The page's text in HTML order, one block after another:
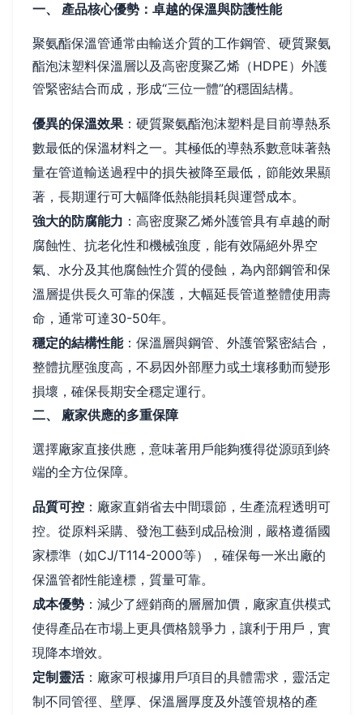
一、 產品核心優勢：卓越的保溫與防護性能
聚氨酯保溫管通常由輸送介質的工作鋼管、硬質聚氨
酯泡沫塑料保溫層以及高密度聚乙烯（HDPE）外護
管緊密結合而成，形成“三位一體”的穩固結構。
優異的保溫效果 ：硬質聚氨酯泡沫塑料是目前導熱系
數最低的保溫材料之一。其極低的導熱系數意味著熱
量在管道輸送過程中的損失被降至最低，節能效果顯
著，長期運行可大幅降低熱能損耗與運營成本。
強大的防腐能力 ：高密度聚乙烯外護管具有卓越的耐
腐蝕性、抗老化性和機械強度，能有效隔絕外界空
氣、水分及其他腐蝕性介質的侵蝕，為內部鋼管和保
溫層提供長久可靠的保護，大幅延長管道整體使用壽
命，通常可達30-50年。
穩定的結構性能：保溫層與鋼管、外護管緊密結合，
整體抗壓強度高，不易因外部壓力或土壤移動而變形
損壞，確保長期安全穩定運行。
二、 廠家供應的多重保障
選擇廠家直接供應，意味著用戶能夠獲得從源頭到終
端的全方位保障。
品質可控 ：廠家直銷省去中間環節，生產流程透明可
控。從原料采購、發泡工藝到成品檢測，嚴格遵循國
家標準（如CJ/T114-2000等），確保每一米出廠的
保溫管都性能達標，質量可靠。
成本優勢 ：減少了經銷商的層層加價，廠家直供模式
使得產品在市場上更具價格競爭力，讓利于用戶，實
現降本增效。
定制靈活：廠家可根據用戶項目的具體需求，靈活定
制不同管徑、壁厚、保溫層厚度及外護管規格的產